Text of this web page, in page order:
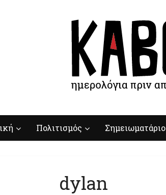
Πολιτισμός Σημειωματάριο
dylan